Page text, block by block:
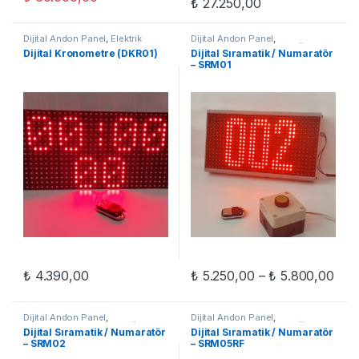
₺ 27.250,00
Bu ürünün birden fazla
Dijital Andon Panel, Elektrik
Malzemeleri Elektronik Kart &
Modül,Elektronik Komponent,
Dijital Kronometre (DKR01)
₺ 4.390,00
Dijital Andon Panel,
OTOMASYON Sıramatik Ürünleri
Dijital Sıramatik / Numaratör
– SRM01
₺ 5.250,00 –₺ 5.800,00
Bu ürünün birden fazla
Dijital Andon Panel,
OTOMASYON Sıramatik Ürünleri
Dijital Sıramatik / Numaratör
– SRM02
Dijital Andon Panel,
OTOMASYON Sıramatik Ürünleri
Dijital Sıramatik / Numaratör
– SRM05RF